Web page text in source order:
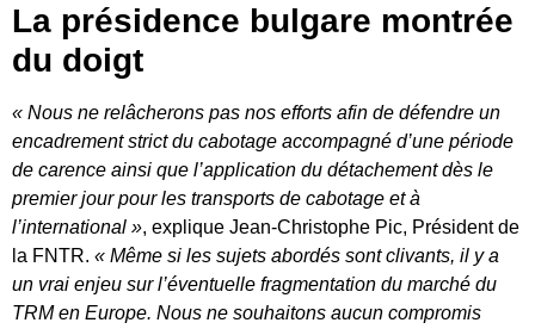
La présidence bulgare montrée
du doigt
« Nous ne relâcherons pas nos efforts afin de défendre un
encadrement strict du cabotage accompagné d’une période
de carence ainsi que l’application du détachement dès le
premier jour pour les transports de cabotage et à
l’international », explique Jean-Christophe Pic, Président de
la FNTR. « Même si les sujets abordés sont clivants, il y a
un vrai enjeu sur l’éventuelle fragmentation du marché du
TRM en Europe. Nous ne souhaitons aucun compromis